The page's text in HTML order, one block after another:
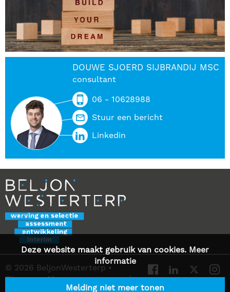
Deze website maakt gebruik van cookies. Meer
informatie
Melding niet meer tonen
DOUWE SJOERD SIJBRANDIJ MSC
consultant
06 - 10628988
Stuur een bericht
Linkedin
© 2026 BeljonWesterterp •
Sitemap• Algemene voorwaarden